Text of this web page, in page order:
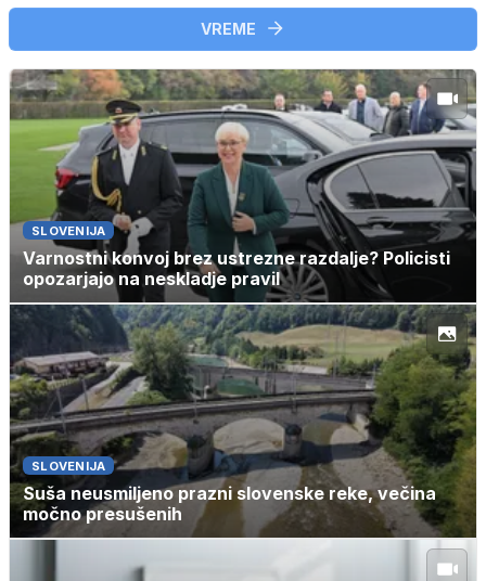
VREME
SLOVENIJA
Varnostni konvoj brez ustrezne razdalje? Policisti
opozarjajo na neskladje pravil
SLOVENIJA
Suša neusmiljeno prazni slovenske reke, večina
močno presušenih